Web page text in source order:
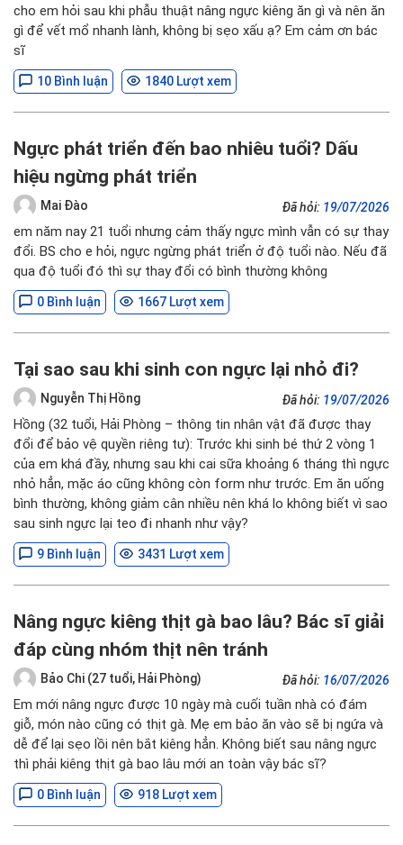
cho em hỏi sau khi phẫu thuật nâng ngực kiêng ăn gì và nên ăn
gì để vết mổ nhanh lành, không bị sẹo xấu ạ? Em cảm ơn bác
sĩ
10 Bình luận 1840 Lượt xem
Ngực phát triển đến bao nhiêu tuổi? Dấu
hiệu ngừng phát triển
Mai Đào Đã hỏi: 19/07/2026
em năm nay 21 tuổi nhưng cảm thấy ngực mình vẫn có sự thay
đổi. BS cho e hỏi, ngực ngừng phát triển ở độ tuổi nào. Nếu đã
qua độ tuổi đó thì sự thay đổi có bình thường không
0 Bình luận 1667 Lượt xem
Tại sao sau khi sinh con ngực lại nhỏ đi?
Nguyễn Thị Hồng Đã hỏi: 19/07/2026
Hồng (32 tuổi, Hải Phòng – thông tin nhân vật đã được thay
đổi để bảo vệ quyền riêng tư): Trước khi sinh bé thứ 2 vòng 1
của em khá đầy, nhưng sau khi cai sữa khoảng 6 tháng thì ngực
nhỏ hẳn, mặc áo cũng không còn form như trước. Em ăn uống
bình thường, không giảm cân nhiều nên khá lo không biết vì sao
sau sinh ngực lại teo đi nhanh như vậy?
9 Bình luận 3431 Lượt xem
Nâng ngực kiêng thịt gà bao lâu? Bác sĩ giải
đáp cùng nhóm thịt nên tránh
Bảo Chi (27 tuổi, Hải Phòng) Đã hỏi: 16/07/2026
Em mới nâng ngực được 10 ngày mà cuối tuần nhà có đám
giỗ, món nào cũng có thịt gà. Mẹ em bảo ăn vào sẽ bị ngứa và
dễ để lại sẹo lồi nên bắt kiêng hẳn. Không biết sau nâng ngực
thì phải kiêng thịt gà bao lâu mới an toàn vậy bác sĩ?
0 Bình luận 918 Lượt xem